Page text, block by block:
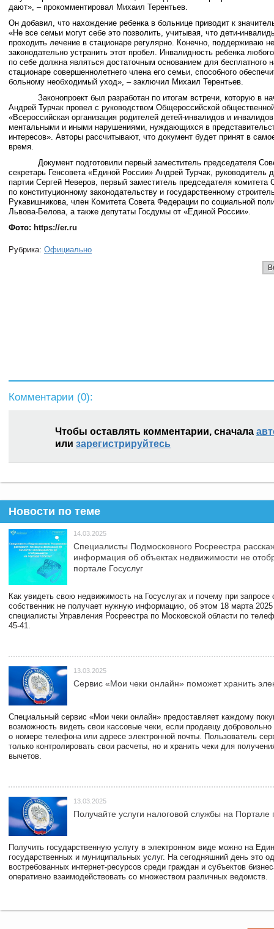
дают», – прокомментировал Михаил Терентьев.
Он добавил, что нахождение ребенка в больнице приводит к
«Не все семьи могут себе это позволить, учитывая, что дети-
проходить лечение в стационаре регулярно. Конечно, поддерживаю
законодательно устранить этот пробел. Инвалидность ребенка
по себе должна являться достаточным основанием для бесплатного
стационаре совершеннолетнего члена его семьи, способного
больному необходимый уход», – заключил Михаил Терентьев.
Законопроект был разработан по итогам встречи, которую в
Андрей Турчак провел с руководством Общероссийской
«Всероссийская организация родителей детей-инвалидов и
ментальными и иными нарушениями, нуждающихся в
интересов». Авторы рассчитывают, что документ будет принят в
время.
Документ подготовили первый заместитель председателя
секретарь Генсовета «Единой России» Андрей Турчак, руководитель
партии Сергей Неверов, первый заместитель председателя комитета
по конституционному законодательству и государственному
Рукавишникова, член Комитета Совета Федерации по социальной
Львова-Белова, а также депутаты Госдумы от «Единой России».
Фото: https://er.ru
Рубрика: Официально
Комментарии (0):
Чтобы оставлять комментарии, сначала
или зарегистрируйтесь
Новости по теме
14.03.2025
Специалисты Подмосковного Росреестра
информация об объектах недвижимости не
портале Госуслуг
Как увидеть свою недвижимость на Госуслугах и почему при запросе
собственник не получает нужную информацию, об этом 18 марта 2025
специалисты Управления Росреестра по Московской области по
45-41.
13.03.2025
Сервис «Мои чеки онлайн» поможет хранить
Специальный сервис «Мои чеки онлайн» предоставляет каждому
возможность видеть свои кассовые чеки, если продавцу
о номере телефона или адресе электронной почты. Пользователь
только контролировать свои расчеты, но и хранить чеки для
вычетов.
13.03.2025
Получайте услуги налоговой службы на Портале
Получить государственную услугу в электронном виде можно на
государственных и муниципальных услуг. На сегодняшний день это
востребованных интернет-ресурсов среди граждан и субъектов
оперативно взаимодействовать со множеством различных ведомств.